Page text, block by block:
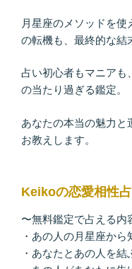
月星座のメソッドを
の転機も、最終的な結
占い初心者もマニアも
の当たり過ぎる鑑定。
あなたの本当の魅力と
お教えします。
Keikoの恋愛相性
〜無料鑑定で占える内
・あの人の月星座か
・あなたとあの人を結